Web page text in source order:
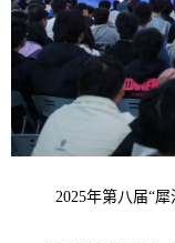
2025年第八届“